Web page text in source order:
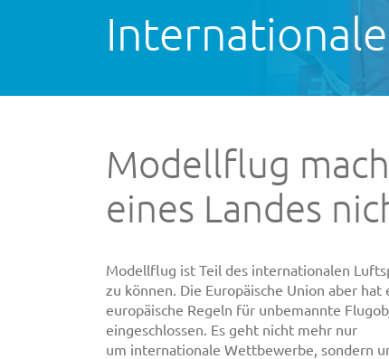
Modellflug
eines Landes
Modellflug ist Teil des internationalen
zu können. Die Europäische Union aber
europäische Regeln für unbemannte
eingeschlossen. Es geht nicht mehr nur
um internationale Wettbewerbe, sondern